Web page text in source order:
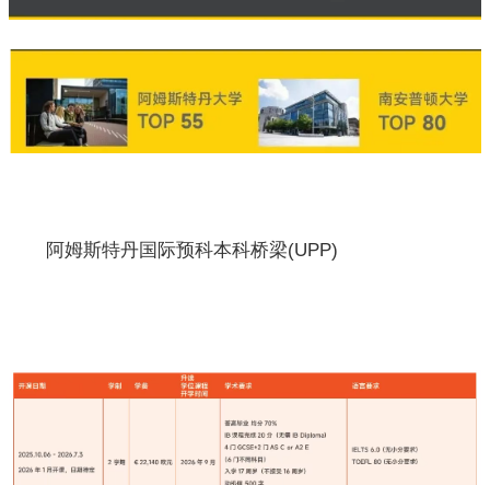
阿姆斯特丹国际预科本科桥梁(UPP)